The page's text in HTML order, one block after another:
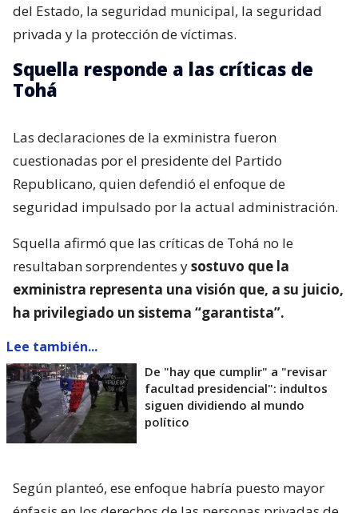
del Estado, la seguridad municipal, la seguridad
privada y la protección de víctimas.
Squella responde a las críticas de
Tohá
Las declaraciones de la exministra fueron
cuestionadas por el presidente del Partido
Republicano, quien defendió el enfoque de
seguridad impulsado por la actual administración.
Squella afirmó que las críticas de Tohá no le
resultaban sorprendentes ysostuvo que la
exministra representa una visión que, a su juicio,
ha privilegiado un sistema “garantista”.
Lee también...
De "hay que cumplir" a "revisar
facultad presidencial": indultos
siguen dividiendo al mundo
político
Según planteó, ese enfoque habría puesto mayor